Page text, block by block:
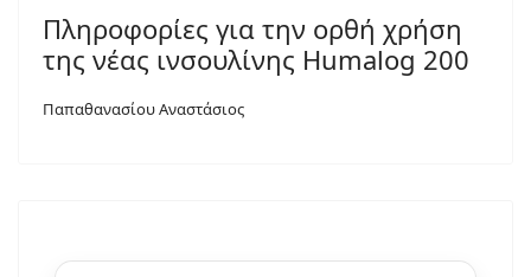
Πληροφορίες για την ορθή χρήση
της νέας ινσουλίνης Humalog 200
Παπαθανασίου Αναστάσιος